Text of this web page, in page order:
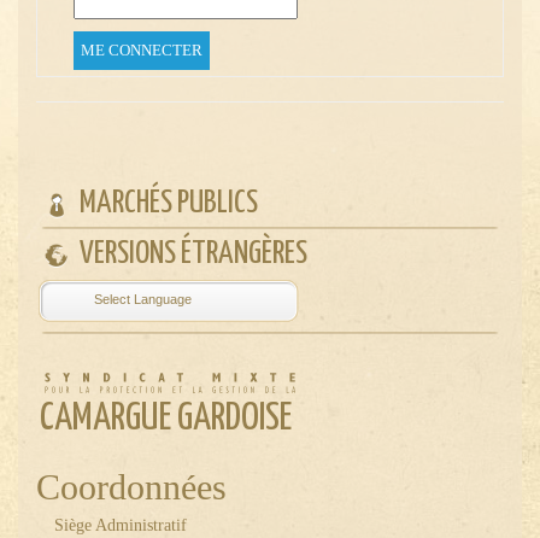
MARCHÉS PUBLICS
VERSIONS ÉTRANGÈRES
Powered by
CAMARGUE GARDOISE
Coordonnées
Siège Administratif